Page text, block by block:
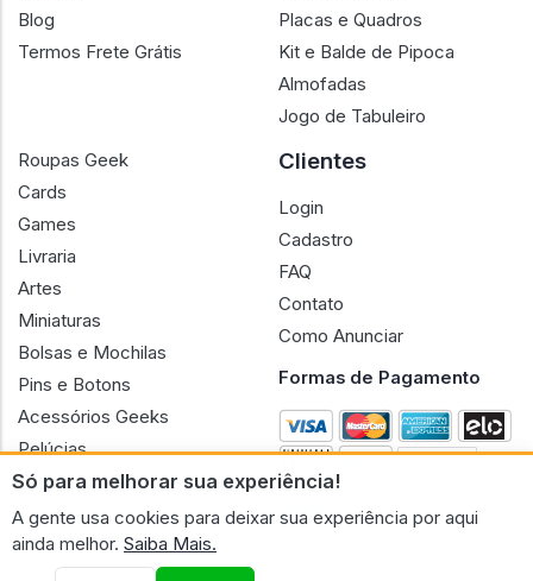
Só para melhorar sua experiência!
A gente usa cookies para deixar sua experiência por aqui
ainda melhor. Saiba Mais.
Blog
Termos Frete Grátis
Placas e Quadros
Kit e Balde de Pipoca
Almofadas
Jogo de Tabuleiro
Roupas Geek
Cards
Games
Livraria
Artes
Miniaturas
Bolsas e Mochilas
Pins e Botons
Acessórios Geeks
Pelúcias
Bonecas
Clientes
Login
Cadastro
FAQ
Contato
Como Anunciar
Formas de Pagamento